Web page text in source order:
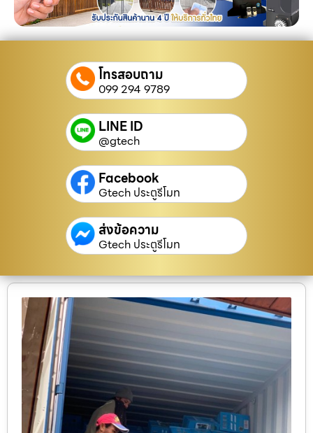
โทรสอบถาม
099 294 9789
LINE ID
@gtech
Facebook
Gtech ประตูรีโมท
ส่งข้อความ
Gtech ประตูรีโมท